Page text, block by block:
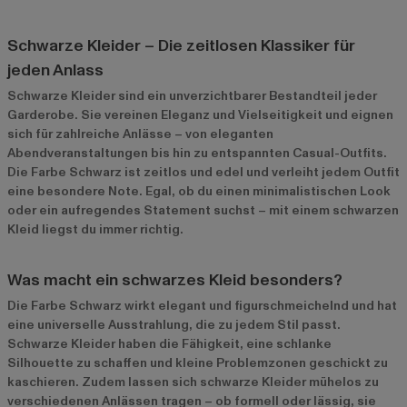
Schwarze Kleider – Die zeitlosen Klassiker für
jeden Anlass
Schwarze Kleider sind ein unverzichtbarer Bestandteil jeder
Garderobe. Sie vereinen Eleganz und Vielseitigkeit und eignen
sich für zahlreiche Anlässe – von eleganten
Abendveranstaltungen bis hin zu entspannten Casual-Outfits.
Die Farbe Schwarz ist zeitlos und edel und verleiht jedem Outfit
eine besondere Note. Egal, ob du einen minimalistischen Look
oder ein aufregendes Statement suchst – mit einem schwarzen
Kleid liegst du immer richtig.
Was macht ein schwarzes Kleid besonders?
Die Farbe Schwarz wirkt elegant und figurschmeichelnd und hat
eine universelle Ausstrahlung, die zu jedem Stil passt.
Schwarze Kleider haben die Fähigkeit, eine schlanke
Silhouette zu schaffen und kleine Problemzonen geschickt zu
kaschieren. Zudem lassen sich schwarze Kleider mühelos zu
verschiedenen Anlässen tragen – ob formell oder lässig, sie